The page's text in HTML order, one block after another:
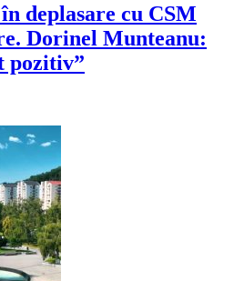
deplasare cu CSM
Dorinel Munteanu:
pozitiv”